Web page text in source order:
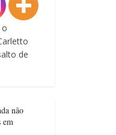
de
não
em